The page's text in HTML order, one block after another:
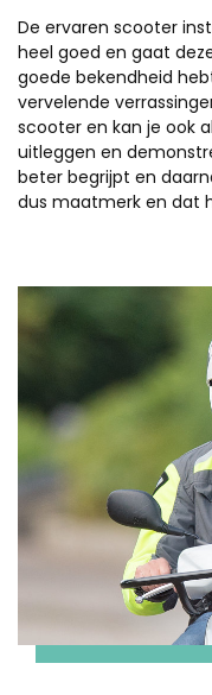
De ervaren scooter
heel goed en gaat
goede bekendheid
vervelende
scooter en kan je ook
uitleggen en
beter begrijpt en
dus maatmerk en dat